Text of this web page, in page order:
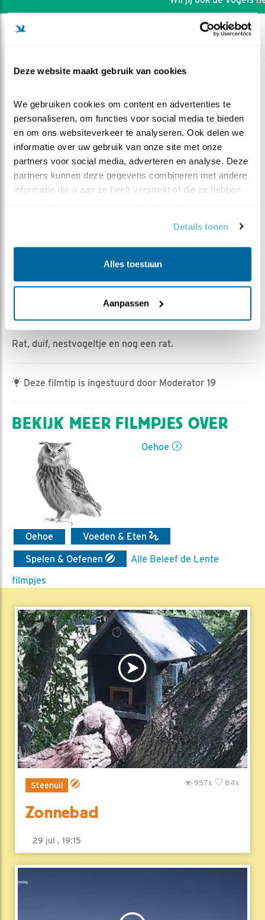
Deze website maakt gebruik van cookies
We gebruiken cookies om content en advertenties te
personaliseren, om functies voor social media te bieden
en om ons websiteverkeer te analyseren. Ook delen we
informatie over uw gebruik van onze site met onze
partners voor social media, adverteren en analyse. Deze
partners kunnen deze gegevens combineren met andere
informatie die u aan ze heeft verstrekt of die ze hebben
Details tonen
Alles toestaan
Aanpassen
Gymnastiek
Romke Visser | Geplaatst op 4 mei 2024, 10:00 |
Vind ik leuk| Bewaar dit filmpje|
347x
Enkele mooie momentjes van gistermiddag.
De aanvoer van de nacht:
Rat, duif, nestvogeltje en nog een rat.
Deze filmtip is ingestuurd door Moderator 19
BEKIJK MEER FILMPJES OVER
Oehoe
Oehoe
Voeden & Eten
Spelen & Oefenen
Alle Beleef de Lente
filmpjes
Steenuil 84x
957x
Zonnebad
29 jul , 19:15